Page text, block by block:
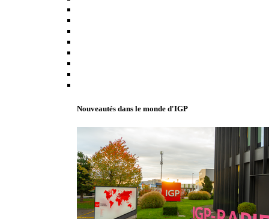
Nouveautés dans le monde d'IGP